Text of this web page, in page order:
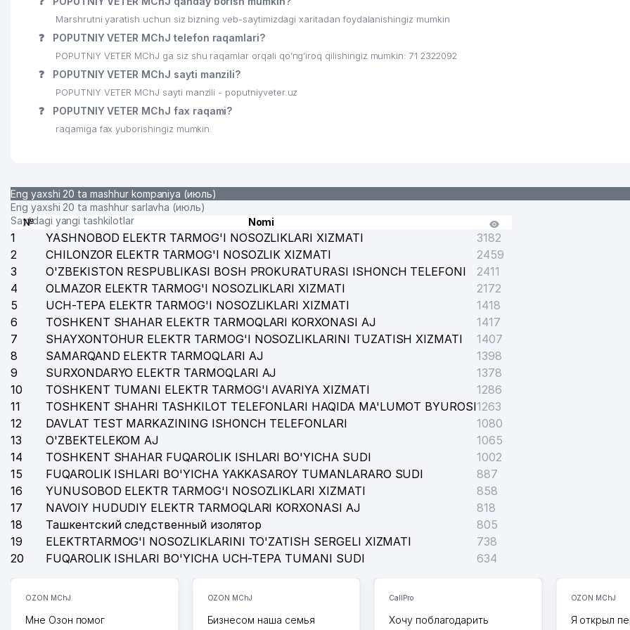
MINTAQAL ELEKTRIK TARMOQLARI AJ
RIM-KATOLIK MARKAZI MARKAZI
27 O'ZBEKISTON RESPUBLIKASI PREZIDENT ADMINISTRASIYASI QOSHIDAGI BOSH TIBBIY BOSHQARMA
28 ENERGIYA DISPETCHER MARKAZI
FRANTSIYA RESPUBLIKASI ELChINONASI
31 BUSINESS BOOK MChJ
32 MULTIVAC PACKAGING XK MChJ
GROSS AJ SUG'URTA KOMPANIYASI
PASSTRANS MEDIA MChJ
ANALYTICS CONSULTING MChJ
TOSHSHAHARTRANSXIZMAT AJ
DAV MChJ
SSP-MAROQAND UK
LASHKARBEGI MAHALLA QO'MITASI
UKRAINA ELChINONASI
O'ZBEKISTON RESPUBLIKASI FANLAR AKADEMIYASI IMMUNOLOGIYA VA INSON GENOMIKASI INSTITUTI
ANGLESEY FOOD MChJ
Marshrutni yaratish uchun siz bizning veb-saytimizdagi xaritadan foydalanishingiz mumkin
❓ POPUTNIY VETER MChJ telefon raqamlari?
POPUTNIY VETER MChJ ga siz shu raqamlar orqali qo’ng’iroq qilishingiz mumkin: 71 2322092
❓ POPUTNIY VETER MChJ sayti manzili?
POPUTNIY VETER MChJ sayti manzili - poputniyveter.uz
❓ POPUTNIY VETER MChJ fax raqami?
raqamiga fax yuborishingiz mumkin.
Eng yaxshi 20 ta mashhur kompaniya (июль)
Eng yaxshi 20 ta mashhur sarlavha (июль)
Saytdagi yangi tashkilotlar
№ Nomi
1 YASHNOBOD ELEKTR TARMOG'I NOSOZLIKLARI XIZMATI
3182
2
CHILONZOR ELEKTR TARMOG'I NOSOZLIK XIZMATI
2459
3
O'ZBEKISTON RESPUBLIKASI BOSH PROKURATURASI ISHONCH TELEFONI
2411
4
OLMAZOR ELEKTR TARMOG'I NOSOZLIKLARI XIZMATI
2172
5
UCH-TEPA ELEKTR TARMOG'I NOSOZLIKLARI XIZMATI
1418
6
TOSHKENT SHAHAR ELEKTR TARMOQLARI KORXONASI AJ
1417
7
SHAYXONTOHUR ELEKTR TARMOG'I NOSOZLIKLARINI TUZATISH XIZMATI
1407
8
SAMARQAND ELEKTR TARMOQLARI AJ
1398
9
SURXONDARYO ELEKTR TARMOQLARI AJ
1378
10
TOSHKENT TUMANI ELEKTR TARMOG'I AVARIYA XIZMATI
1286
11
TOSHKENT SHAHRI TASHKILOT TELEFONLARI HAQIDA MA'LUMOT BYUROSI1263
12
DAVLAT TEST MARKAZINING ISHONCH TELEFONLARI
1080
13
O'ZBEKTELEKOM AJ
1065
14
TOSHKENT SHAHAR FUQAROLIK ISHLARI BO'YICHA SUDI
1002
15
FUQAROLIK ISHLARI BO'YICHA YAKKASAROY TUMANLARARO SUDI
887
16
YUNUSOBOD ELEKTR TARMOG'I NOSOZLIKLARI XIZMATI
858
17
NAVOIY HUDUDIY ELEKTR TARMOQLARI KORXONASI AJ
818
18
Ташкентский следственный изолятор
805
19
ELEKTRTARMOG'I NOSOZLIKLARINI TO'ZATISH SERGELI XIZMATI
738
20
FUQAROLIK ISHLARI BO'YICHA UCH-TEPA TUMANI SUDI 634
OZON MChJ
Мне Озон помог
OZON MChJ
Бизнесом наша семья
CallPro
Хочу поблагодарить
OZON MChJ
Я открыл